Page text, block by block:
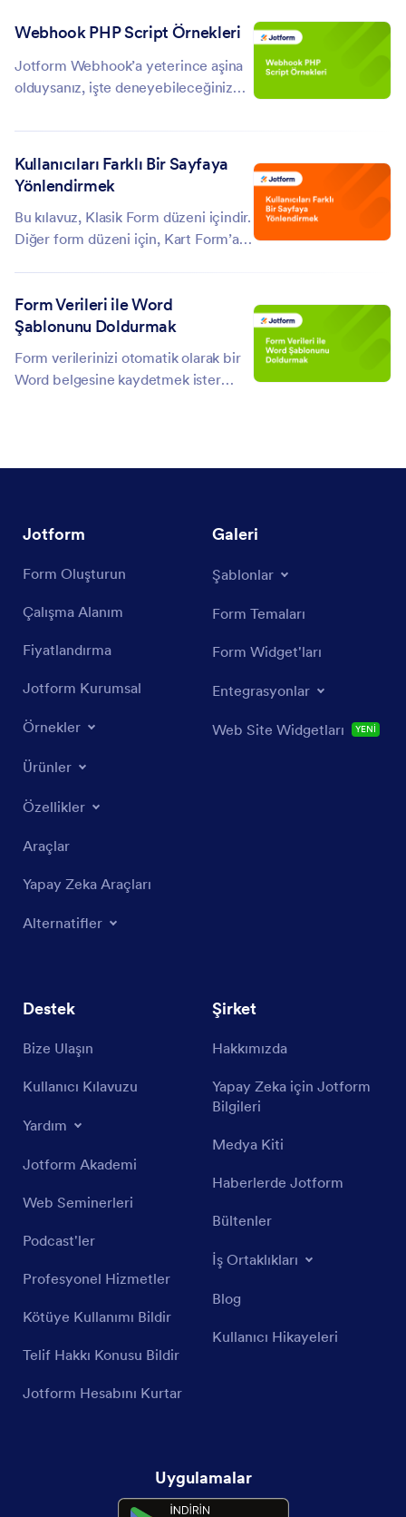
itibaren, Alan Güncelle/Hesapla
adlı...
Webhook PHP Script Örnekleri
Jotform Webhook’a yeterince aşina
olduysanız, işte deneyebileceğiniz
isimlerini kendini form alanlarınızın
Anlık E-posta Bildirimi – E-posta...
Kullanıcıları Farklı Bir Sayfaya
Yönlendirmek
Bu kılavuz, Klasik Form düzeni içindir.
Diğer form düzeni için, Kart Form’a
başka bir sayfaya gitmesini mi
istiyorsunuz? Belki de form
Form Verileri ile Word
Şablonunu Doldurmak
Form verilerinizi otomatik olarak bir
Word belgesine kaydetmek ister
(Make) ile bunu kolayca
Jotform
Form Oluşturun
Çalışma Alanım
Fiyatlandırma
Jotform Kurumsal
Örnekler
Ürünler
Özellikler
Araçlar
Yapay Zeka Araçları
Alternatifler
Galeri
Şablonlar
Form Temaları
Form Widget'ları
Entegrasyonlar
Web Site Widgetları YENİ
Destek
Bize Ulaşın
Kullanıcı Kılavuzu
Yardım
Jotform Akademi
Web Seminerleri
Podcast'ler
Profesyonel Hizmetler
Kötüye Kullanımı Bildir
Telif Hakkı Konusu Bildir
Jotform Hesabını Kurtar
Şirket
Hakkımızda
Yapay Zeka için Jotform
Bilgileri
Medya Kiti
Haberlerde Jotform
Bültenler
İş Ortaklıkları
Blog
Kullanıcı Hikayeleri
Uygulamalar